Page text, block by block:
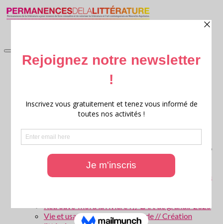
Littérature en jardin
Littérature en jardin 2026
Littérature en jardin 2025
Littérature en jardin 2024
Littérature en jardin 2022
Littérature en jardin 2021
Archives : Littérature en Jardin
Ritournelles, 20 ans de création littéraire transversale
Archives : Festival Ritournelles
Parcours scolaires
Les forêts de Gironde – Patrice Cablat // Création
Retrouve-moi à la rivière ! // L’Art de grandir 2025
Vie et usages de l’eau en Gironde // Création